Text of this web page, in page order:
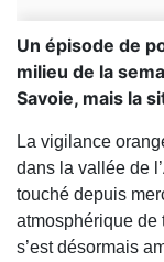
Un épisode de
milieu de la
Savoie, mais la
La vigilance
dans la vallée de
touché depuis
atmosphérique de
s’est désormais